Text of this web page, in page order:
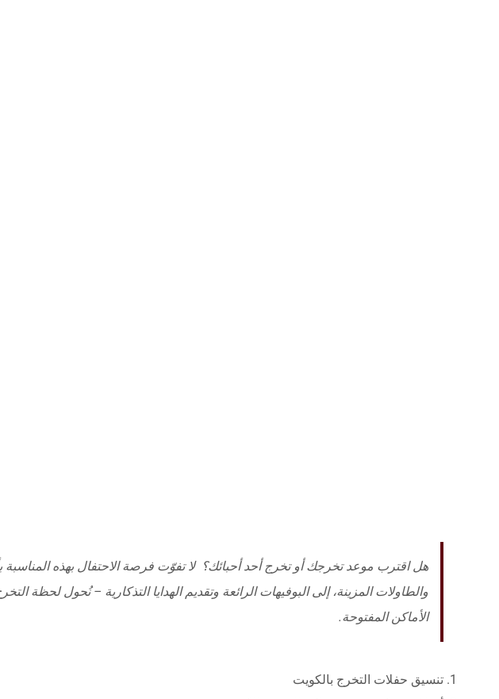
هل اقترب موعد تخرجك أو تخرج أحد أحبائك؟ لا تفوّت فرصة الاحتفال بهذه
والطاولات المزينة، إلى البوفيهات الرائعة وتقديم الهدايا التذكارية – نُحول لحظة
الأماكن المفتوحة.
تنسيق حفلات التخرج بالكويت